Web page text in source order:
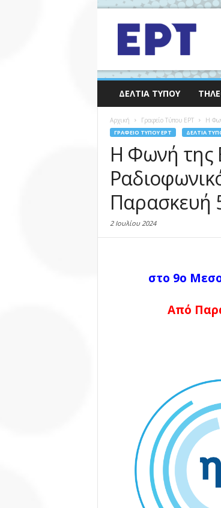
ΔΕΛΤΊΑ ΤΎΠΟΥ
Αρχική Γραφείο Τύπου ΕΡΤ Η
ΓΡΑΦΕΊΟ ΤΎΠΟΥ ΕΡΤ ΔΕΛΤΊΑ
Η Φωνή της
Παρασκευή
2 Ιουλίου 2024
στο 9ο
Από